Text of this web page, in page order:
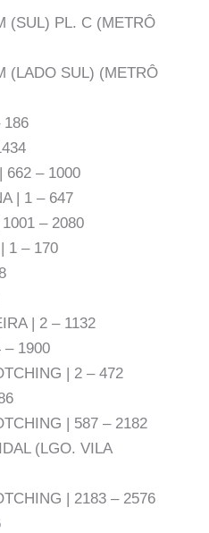
(SUL) PL. C (METRÔ
(LADO SUL) (METRÔ
186
662 – 1000
| 1 – 647
– 2080
1 – 170
| 2 – 1132
– 1900
| 2 – 472
| 587 – 2182
(LGO. VILA
| 2183 – 2576